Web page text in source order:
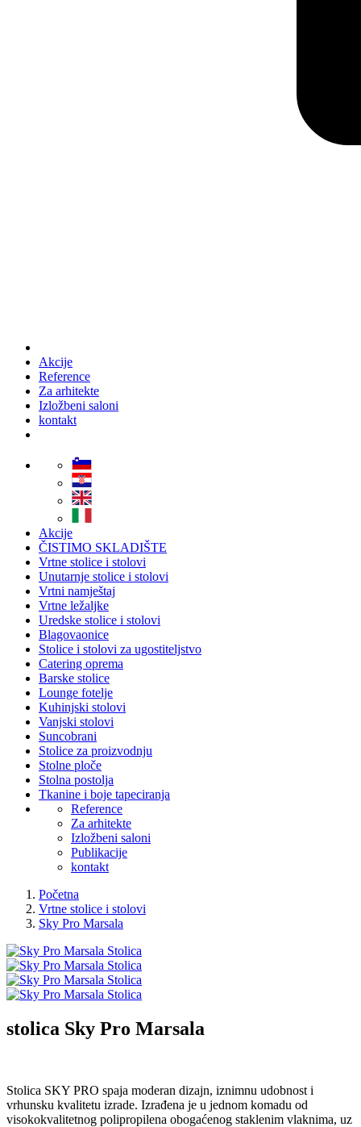
Akcije
Reference
Za arhitekte
Izložbeni saloni
kontakt
Akcije
ČISTIMO SKLADIŠTE
Vrtne stolice i stolovi
Unutarnje stolice i stolovi
Vrtni namještaj
Vrtne ležaljke
Uredske stolice i stolovi
Blagovaonice
Stolice i stolovi za ugostiteljstvo
Catering oprema
Barske stolice
Lounge fotelje
Kuhinjski stolovi
Vanjski stolovi
Suncobrani
Stolice za proizvodnju
Stolne ploče
Stolna postolja
Tkanine i boje tapeciranja
Reference
Za arhitekte
Izložbeni saloni
Publikacije
kontakt
Početna
Vrtne stolice i stolovi
Sky Pro Marsala
stolica Sky Pro Marsala
Stolica SKY PRO spaja moderan dizajn, iznimnu udobnost i
vrhunsku kvalitetu izrade. Izrađena je u jednom komadu od
visokokvalitetnog polipropilena obogaćenog staklenim vlaknima, uz